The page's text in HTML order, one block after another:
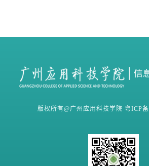
版权所有@广州应用科技学院 粤ICP